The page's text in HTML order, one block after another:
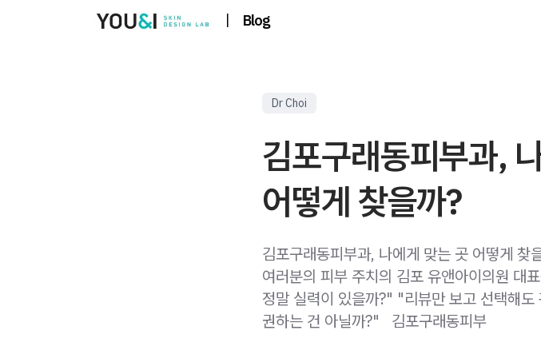
| Blog
Dr Choi
김포구래동피부과,
어떻게 찾을까?
김포구래동피부과, 나에게 맞는 곳 어떻게 찾
여러분의 피부 주치의 김포 유앤아이의원 대
정말 실력이 있을까?" "리뷰만 보고 선택해
권하는 건 아닐까?" ​ ​ 김포구래동피부